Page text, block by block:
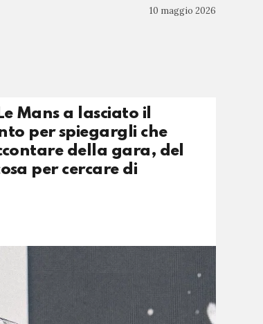
10 maggio 2026
Mans a lasciato il
per spiegargli che
della gara, del
per cercare di